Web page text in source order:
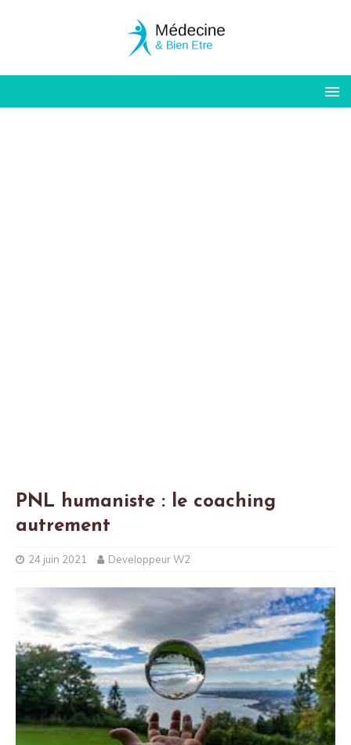
PNL humaniste : le coaching
autrement
24 juin 2021 Developpeur W2